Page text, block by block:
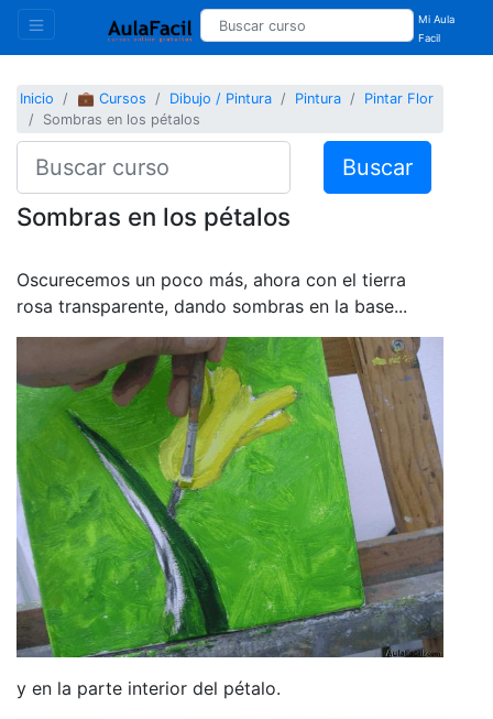
Mi Aula
Facil
Inicio 💼 Cursos Dibujo / Pintura Pintura
Pintar Flor
Sombras en los pétalos
Buscar
Sombras en los pétalos
Oscurecemos un poco más, ahora con el tierra
rosa transparente, dando sombras en la base...
y en la parte interior del pétalo.